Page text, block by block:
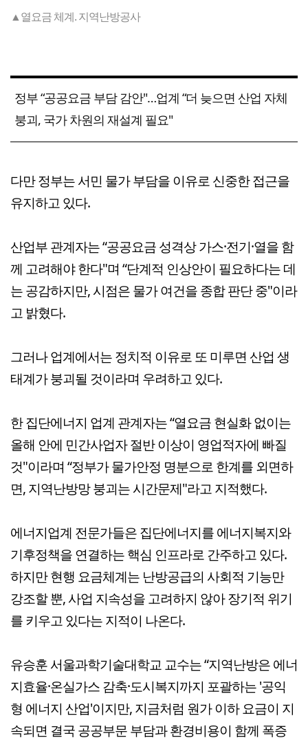
▲열요금 체계. 지역난방공사
정부 “공공요금 부담 감안"…업계 “더 늦으면 산업 자체
붕괴, 국가 차원의 재설계 필요"
다만 정부는 서민 물가 부담을 이유로 신중한 접근을
유지하고 있다.
산업부 관계자는 “공공요금 성격상 가스·전기·열을 함
께 고려해야 한다"며 “단계적 인상안이 필요하다는 데
는 공감하지만, 시점은 물가 여건을 종합 판단 중"이라
고 밝혔다.
그러나 업계에서는 정치적 이유로 또 미루면 산업 생
태계가 붕괴될 것이라며 우려하고 있다.
한 집단에너지 업계 관계자는 “열요금 현실화 없이는
올해 안에 민간사업자 절반 이상이 영업적자에 빠질
것"이라며 “정부가 물가안정 명분으로 한계를 외면하
면, 지역난방망 붕괴는 시간문제"라고 지적했다.
에너지업계 전문가들은 집단에너지를 에너지복지와
기후정책을 연결하는 핵심 인프라로 간주하고 있다.
하지만 현행 요금체계는 난방공급의 사회적 기능만
강조할 뿐, 사업 지속성을 고려하지 않아 장기적 위기
를 키우고 있다는 지적이 나온다.
유승훈 서울과학기술대학교 교수는 “지역난방은 에너
지효율·온실가스 감축·도시복지까지 포괄하는 '공익
형 에너지 산업'이지만, 지금처럼 원가 이하 요금이 지
속되면 결국 공공부문 부담과 환경비용이 함께 폭증